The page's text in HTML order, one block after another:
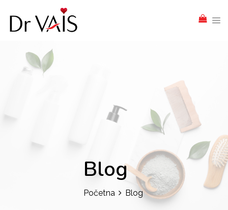
Blog
Početna Blog